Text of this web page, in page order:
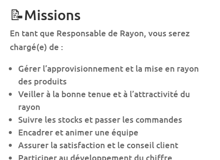
📝Missions
En tant que Responsable de Rayon, vous serez
chargé(e) de :
Gérer l’approvisionnement et la mise en rayon
des produits
Veiller à la bonne tenue et à l’attractivité du
rayon
Suivre les stocks et passer les commandes
Encadrer et animer une équipe
Assurer la satisfaction et le conseil client